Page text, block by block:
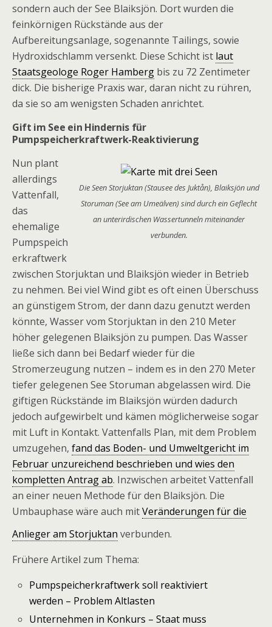
sondern auch der See Blaiksjön. Dort wurden die
feinkörnigen Rückstände aus der
Aufbereitungsanlage, sogenannte Tailings, sowie
Hydroxidschlamm versenkt. Diese Schicht ist laut
Staatsgeologe Roger Hamberg bis zu 72 Zentimeter
dick. Die bisherige Praxis war, daran nicht zu rühren,
da sie so am wenigsten Schaden anrichtet.
Gift im See ein Hindernis für
Pumpspeicherkraftwerk-Reaktivierung
Die Seen Storjuktan (Stausee des Juktån), Blaiksjön und
Storuman (See am Umeälven) sind durch ein Geflecht
an unterirdischen Wassertunneln miteinander
verbunden.
Nun plant
allerdings
Vattenfall,
das
ehemalige
Pumpspeich
erkraftwerk
zwischen Storjuktan und Blaiksjön wieder in Betrieb
zu nehmen. Bei viel Wind gibt es oft einen Überschuss
an günstigem Strom, der dann dazu genutzt werden
könnte, Wasser vom Storjuktan in den 210 Meter
höher gelegenen Blaiksjön zu pumpen. Das Wasser
ließe sich dann bei Bedarf wieder für die
Stromerzeugung nutzen – indem es in den 270 Meter
tiefer gelegenen See Storuman abgelassen wird. Die
giftigen Rückstände im Blaiksjön würden dadurch
jedoch aufgewirbelt und kämen möglicherweise sogar
mit Luft in Kontakt. Vattenfalls Plan, mit dem Problem
umzugehen, fand das Boden- und Umweltgericht im
Februar unzureichend beschrieben und wies den
kompletten Antrag ab. Inzwischen arbeitet Vattenfall
an einer neuen Methode für den Blaiksjön. Die
Umbauphase wäre auch mitVeränderungen für die
Anlieger am Storjuktan verbunden.
Frühere Artikel zum Thema:
Pumpspeicherkraftwerk soll reaktiviert
werden – Problem Altlasten
Unternehmen in Konkurs – Staat muss